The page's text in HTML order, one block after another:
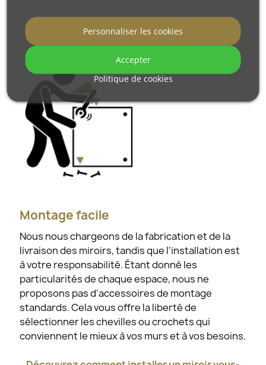
Découvrez comment nous emballons nos
miroirs.
Montage facile
Nous nous chargeons de la fabrication et de la
livraison des miroirs, tandis que l’installation est
à votre responsabilité. Étant donné les
particularités de chaque espace, nous ne
proposons pas d’accessoires de montage
standards. Cela vous offre la liberté de
sélectionner les chevilles ou crochets qui
conviennent le mieux à vos murs et à vos besoins.
Politique de cookies
Personnaliser les cookies
Accepter